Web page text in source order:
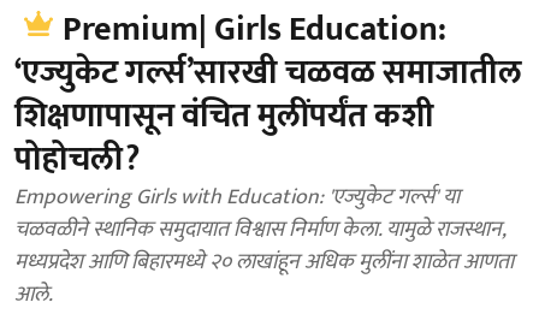
Premium| Girls Education:
‘एज्युकेट गर्ल्स’सारखी चळवळ समाजातील
शिक्षणापासून वंचित मुलींपर्यंत कशी
पोहोचली?
Empowering Girls with Education: 'एज्युकेट गर्ल्स' या
चळवळीने स्थानिक समुदायात विश्वास निर्माण केला. यामुळे राजस्थान,
मध्यप्रदेश आणि बिहारमध्ये २० लाखांहून अधिक मुलींना शाळेत आणता
आले.